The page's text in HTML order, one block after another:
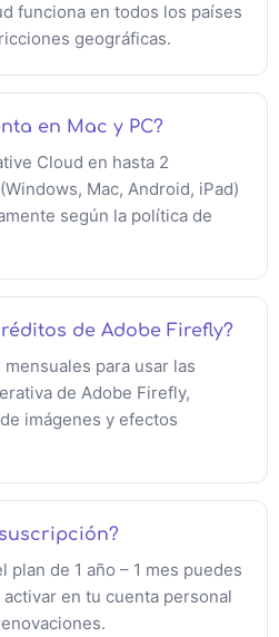
funciona en todos los países
geográficas.
en Mac y PC?
Cloud en hasta 2
Mac, Android, iPad)
según la política de
de Adobe Firefly?
para usar las
de Adobe Firefly,
imágenes y efectos
plan de 1 año – 1 mes puedes
en tu cuenta personal